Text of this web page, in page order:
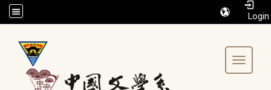
/accesskey"" title="Toolbar">:::
Toggle